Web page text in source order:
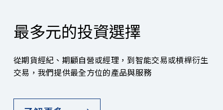
最多元的投資選擇
從期貨經紀、期顧自營或經理，到智能交易或槓桿衍生
交易，我們提供最全方位的產品與服務